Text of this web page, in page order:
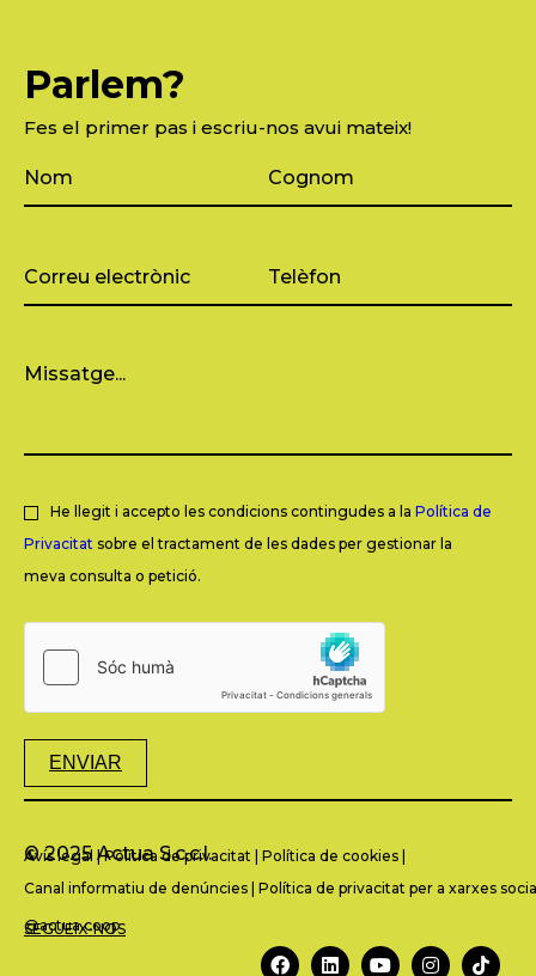
Parlem?
Fes el primer pas i escriu-nos avui mateix!
He llegit i accepto les condicions contingudes a la Política de
Privacitat sobre el tractament de les dades per gestionar la
meva consulta o petició.
ENVIAR
© 2025 Actua S.c.c.l.
Avís legal |Política de privacitat Política de cookies
Canal informatiu de denúncies Política de privacitat per a xarxes
SEGUEIX-NOS
@actua.coop